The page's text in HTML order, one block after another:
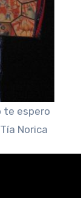
te espero
Norica